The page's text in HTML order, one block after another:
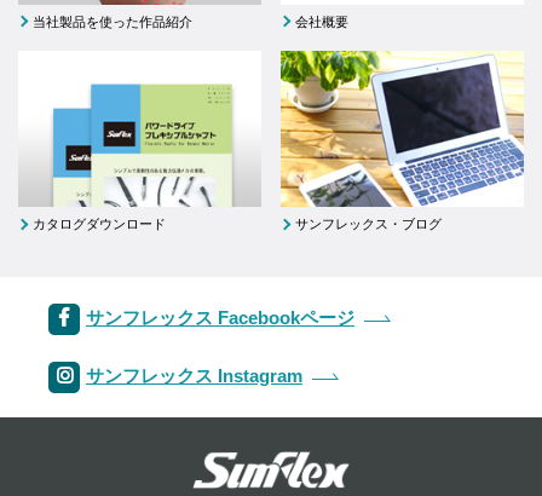
当社製品を使った作品紹介 会社概要
カタログダウンロード サンフレックス・ブログ
サンフレックス Facebookページ
サンフレックス Instagram